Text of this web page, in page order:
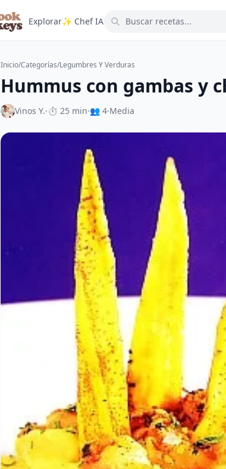
Explorar✨ Chef IA
Inicio/Categorías/Legumbres Y Verduras
Hummus con gambas y
Vinos Y.·⏱ 25 min·👥 4·Media